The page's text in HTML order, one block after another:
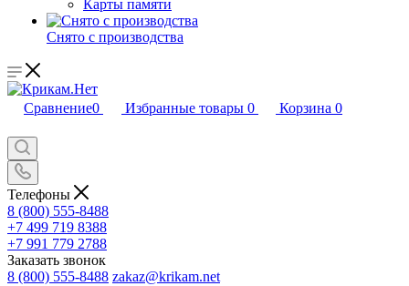
Карты памяти
Снято с производства
Сравнение0 Избранные товары 0 Корзина 0
Телефоны
8 (800) 555-8488
+7 499 719 8388
+7 991 779 2788
Заказать звонок
8 (800) 555-8488 zakaz@krikam.net